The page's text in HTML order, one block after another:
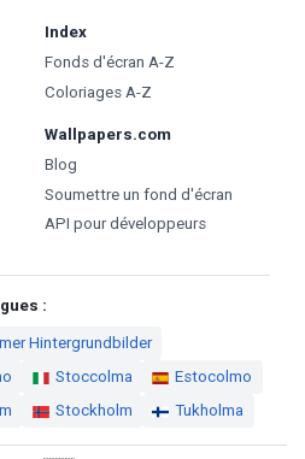
Index
Fonds d'écran A-Z
Coloriages A-Z
Wallpapers.com
Blog
Soumettre un fond d'écran
API pour développeurs
:
Hintergrundbilder
Stoccolma
Estocolmo
Stockholm Tukholma